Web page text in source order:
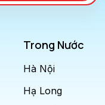
Trong Nước
Hà Nội
Hạ Long